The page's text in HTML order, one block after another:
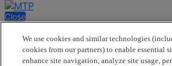
Close
We use cookies and similar technologies
cookies from our partners) to enable essential
enhance site navigation, analyze site usage,